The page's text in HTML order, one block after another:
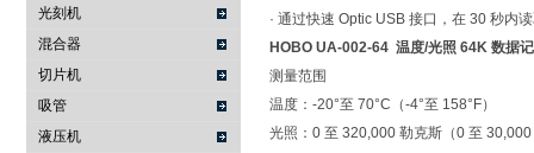
光刻机
混合器
切片机
吸管
液压机
· 通过快速 Optic USB 接口，在 30 秒内
HOBO UA-002-64 温度/光照 64K 数据
测量范围
温度：-20°至 70°C（-4°至 158°F）
光照：0 至 320,000 勒克斯（0 至